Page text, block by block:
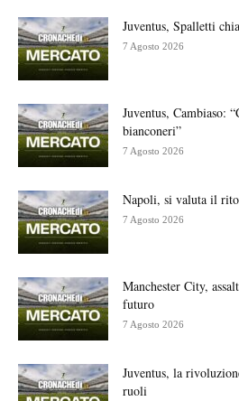
Juventus, Spalletti
7 Agosto 2026
Juventus, Cambiaso:
bianconeri”
7 Agosto 2026
Napoli, si valuta il
7 Agosto 2026
Manchester City,
futuro
7 Agosto 2026
Juventus, la
ruoli